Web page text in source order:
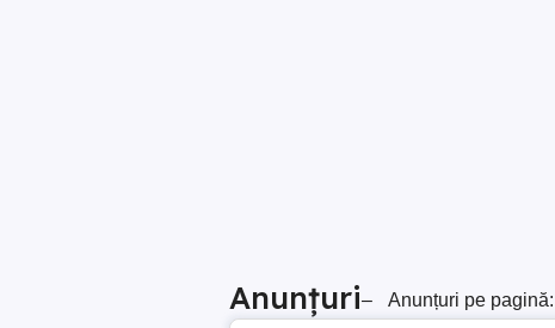
Anunțuri– Anunțuri pe pagină: